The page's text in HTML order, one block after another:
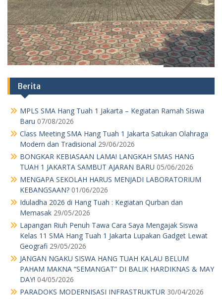
Berita
MPLS SMA Hang Tuah 1 Jakarta – Kegiatan Ramah Siswa
Baru 07/08/2026
Class Meeting SMA Hang Tuah 1 Jakarta Satukan Olahraga
Modern dan Tradisional 29/06/2026
BONGKAR KEBIASAAN LAMA! LANGKAH SMAS HANG
TUAH 1 JAKARTA SAMBUT AJARAN BARU 05/06/2026
MENGAPA SEKOLAH HARUS MENJADI LABORATORIUM
KEBANGSAAN? 01/06/2026
Iduladha 2026 di Hang Tuah : Kegiatan Qurban dan
Memasak 29/05/2026
Lapangan Riuh Penuh Tawa Cara Saya Mengajak Siswa
Kelas 11 SMA Hang Tuah 1 Jakarta Lupakan Gadget Lewat
Geografi 29/05/2026
JANGAN NGAKU SISWA HANG TUAH KALAU BELUM
PAHAM MAKNA “SEMANGAT” DI BALIK HARDIKNAS & MAY
DAY! 04/05/2026
PARADOKS MODERNISASI INFRASTRUKTUR 30/04/2026